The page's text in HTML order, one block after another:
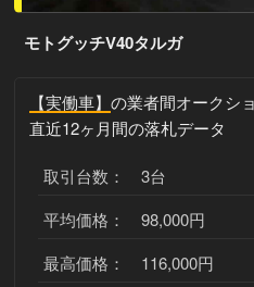
モトグッチV40タルガ
【実働車】 の業者間オークシ
直近12ヶ月間の落札データ
取引台数： 3台
平均価格： 98,000円
最高価格： 116,000円